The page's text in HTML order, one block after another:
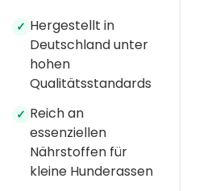
✓ Hergestellt in
Deutschland unter
hohen
Qualitätsstandards
✓ Reich an
essenziellen
Nährstoffen für
kleine Hunderassen